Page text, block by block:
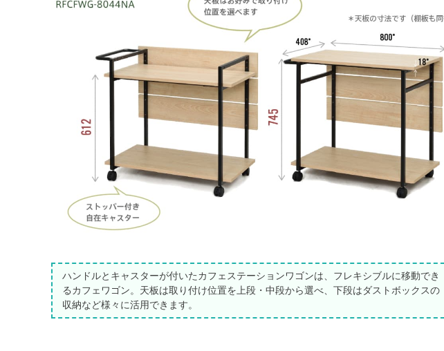
ハンドルとキャスターが付いたカフェステーションワゴンは、フレキシブルに移動でき
るカフェワゴン。天板は取り付け位置を上段・中段から選べ、下段はダストボックスの
収納など様々に活用できます。